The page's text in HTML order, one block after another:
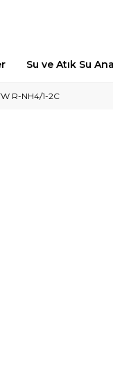
Su ve Atık Su
R-NH4/1-2C